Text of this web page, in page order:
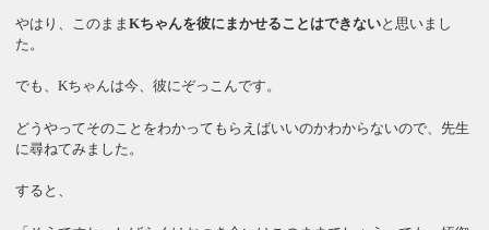
やはり、このままKちゃんを彼にまかせることはできないと思いまし
た。
でも、Kちゃんは今、彼にぞっこんです。
どうやってそのことをわかってもらえばいいのかわからないので、先生
に尋ねてみました。
すると、